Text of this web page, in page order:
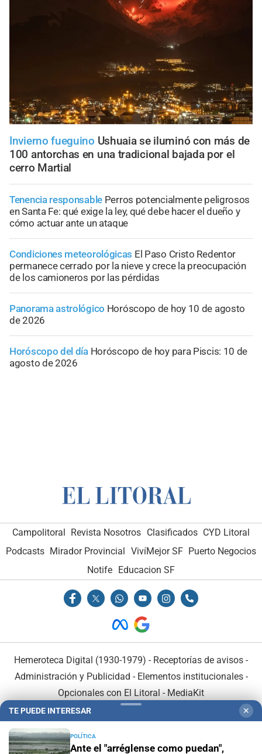
Invierno fueguino Ushuaia se iluminó con más de
100 antorchas en una tradicional bajada por el
cerro Martial
Tenencia responsable Perros potencialmente peligrosos
en Santa Fe: qué exige la ley, qué debe hacer el dueño y
cómo actuar ante un ataque
Condiciones meteorológicas El Paso Cristo Redentor
permanece cerrado por la nieve y crece la preocupación
de los camioneros por las pérdidas
Panorama astrológico Horóscopo de hoy 10 de agosto
de 2026
Horóscopo del día Horóscopo de hoy para Piscis: 10 de
agosto de 2026
Campolitoral Revista Nosotros Clasificados CYD Litoral
Podcasts Mirador Provincial VivíMejor SF Puerto Negocios
Notife Educacion SF
Hemeroteca Digital (1930-1979) - Receptorías de avisos -
Administración y Publicidad - Elementos institucionales-
Opcionales con El Litoral - MediaKit
TE PUEDE INTERESAR ✕
POLÍTICA
Ante el "arréglense como puedan",